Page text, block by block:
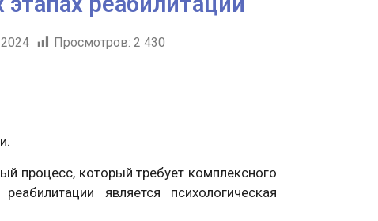
Просмотров: 2 430
процесс, который требует комплексного
является психологическая